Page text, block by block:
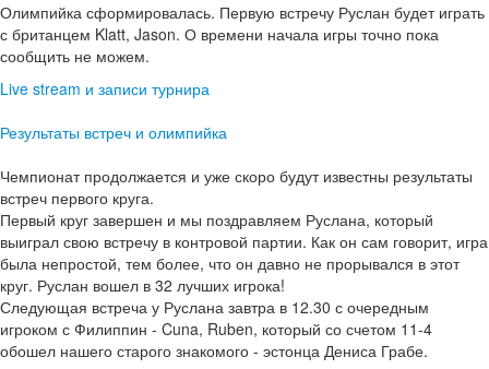
Олимпийка сформировалась. Первую встречу Руслан будет играть
с британцем Klatt, Jason. О времени начала игры точно пока
сообщить не можем.
Live stream и записи турнира
Результаты встреч и олимпийка
Чемпионат продолжается и уже скоро будут известны результаты
встреч первого круга.
Первый круг завершен и мы поздравляем Руслана, который
выиграл свою встречу в контровой партии. Как он сам говорит, игра
была непростой, тем более, что он давно не прорывался в этот
круг. Руслан вошел в 32 лучших игрока!
Следующая встреча у Руслана завтра в 12.30 с очередным
игроком с Филиппин - Cuna, Ruben, который со счетом 11-4
обошел нашего старого знакомого - эстонца Дениса Грабе.